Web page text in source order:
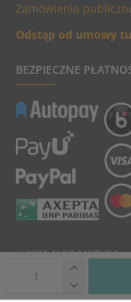
Zamówienia
Odstąp od umowy
BEZPIECZNE
© 2026 ALBIS MAZUR
podatek VAT i nie